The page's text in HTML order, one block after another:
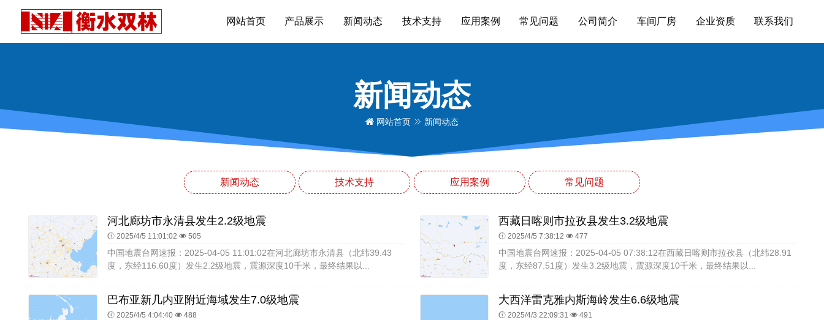
网站首页 产品展示 新闻动态 技术支持 应用案例 常见问题 公司简介 车间厂房 企业资质 联系我们
新闻动态
网站首页 新闻动态
新闻动态 技术支持 应用案例 常见问题
河北廊坊市永清县发生2.2级地震
2025/4/5 11:01:02 505
中国地震台网速报：2025-04-05 11:01:02在河北廊坊市永清县（北纬39.43
度，东经116.60度）发生2.2级地震，震源深度10千米，最终结果以...
西藏日喀则市拉孜县发生3.2级地震
2025/4/5 7:38:12 477
中国地震台网速报：2025-04-05 07:38:12在西藏日喀则市拉孜县（北纬28.91
度，东经87.51度）发生3.2级地震，震源深度10千米，最终结果以...
巴布亚新几内亚附近海域发生7.0级地震
2025/4/5 4:04:40 488
大西洋雷克雅内斯海岭发生6.6级地震
2025/4/3 22:09:31 491